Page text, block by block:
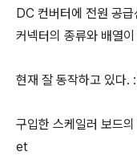
DC 컨버터에 전원 공
커넥터의 종류와 배열
현재 잘 동작하고 있다.
구입한 스케일러 보드
et